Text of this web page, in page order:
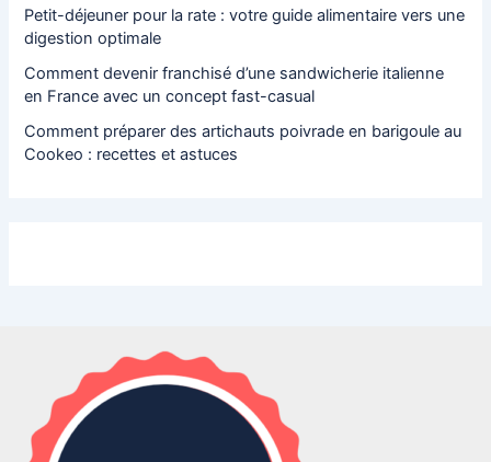
Petit-déjeuner pour la rate : votre guide alimentaire vers une
digestion optimale
Comment devenir franchisé d’une sandwicherie italienne
en France avec un concept fast-casual
Comment préparer des artichauts poivrade en barigoule au
Cookeo : recettes et astuces